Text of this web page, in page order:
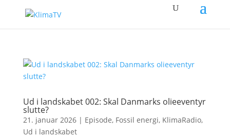
Ud i landskabet 002: Skal Danmarks olieeventyr
slutte?
21. januar 2026| Episode, Fossil energi, KlimaRadio,
Ud i landskabet